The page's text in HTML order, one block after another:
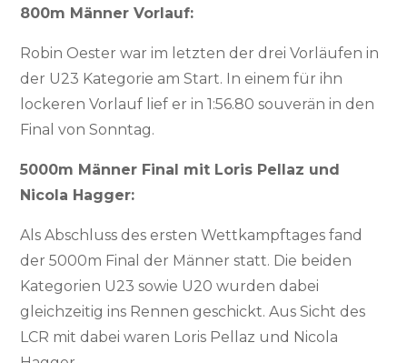
800m Männer Vorlauf:
Robin Oester war im letzten der drei Vorläufen in
der U23 Kategorie am Start. In einem für ihn
lockeren Vorlauf lief er in 1:56.80 souverän in den
Final von Sonntag.
5000m Männer Final mit Loris Pellaz und
Nicola Hagger:
Als Abschluss des ersten Wettkampftages fand
der 5000m Final der Männer statt. Die beiden
Kategorien U23 sowie U20 wurden dabei
gleichzeitig ins Rennen geschickt. Aus Sicht des
LCR mit dabei waren Loris Pellaz und Nicola